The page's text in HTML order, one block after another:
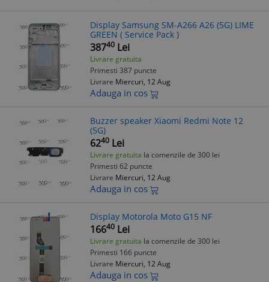
Display Samsung SM-A266 A26 (5G) LIME
GREEN ( Service Pack )
38740 Lei
Livrare gratuita
Primesti 387 puncte
Livrare Miercuri, 12 Aug
Adauga in cos
Buzzer speaker Xiaomi Redmi Note 12
(5G)
6240 Lei
Livrare gratuita la comenzile de 300 lei
Primesti 62 puncte
Livrare Miercuri, 12 Aug
Adauga in cos
Display Motorola Moto G15 NF
16640 Lei
Livrare gratuita la comenzile de 300 lei
Primesti 166 puncte
Livrare Miercuri, 12 Aug
Adauga in cos